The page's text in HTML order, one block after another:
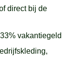
direct bij de
vakantiegeld